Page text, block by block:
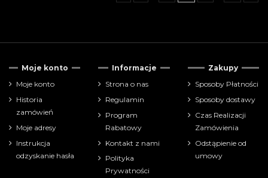
Cena
zł
akcesoria
Moje konto
Moje konto
Historia
zamówień
Moje adresy
Instrukcja
odzyskanie hasła
Informacje
Strona o nas
Regulamin
Program
Rabatowy
Kontakt z nami
Polityka
Prywatności
Zakupy
Sposoby Płatności
Sposoby dostawy
Czas Realizacji
Zamówienia
Odstąpienie od
umowy